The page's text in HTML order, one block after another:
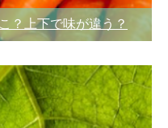
？上下で味が違う？